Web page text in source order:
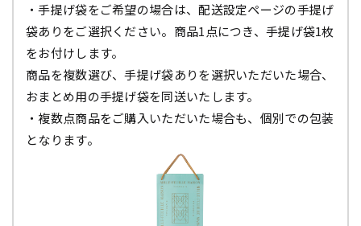
・手提げ袋をご希望の場合は、配送設定ページの手提げ
袋ありをご選択ください。商品1点につき、手提げ袋1枚
をお付けします。
商品を複数選び、手提げ袋ありを選択いただいた場合、
おまとめ用の手提げ袋を同送いたします。
・複数点商品をご購入いただいた場合も、個別での包装
となります。